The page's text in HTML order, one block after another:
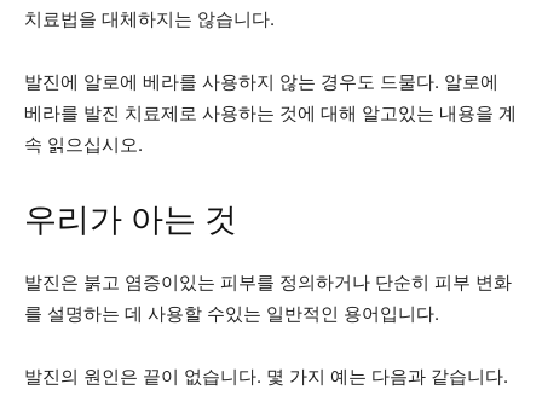
치료법을 대체하지는 않습니다.
발진에 알로에 베라를 사용하지 않는 경우도 드물다. 알로에
베라를 발진 치료제로 사용하는 것에 대해 알고있는 내용을 계
속 읽으십시오.
우리가 아는 것
발진은 붉고 염증이있는 피부를 정의하거나 단순히 피부 변화
를 설명하는 데 사용할 수있는 일반적인 용어입니다.
발진의 원인은 끝이 없습니다. 몇 가지 예는 다음과 같습니다.